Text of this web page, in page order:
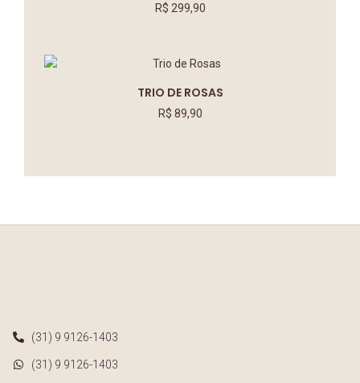
R$ 299,90
TRIO DE ROSAS
R$ 89,90
(31) 9 9126-1403
(31) 9 9126-1403